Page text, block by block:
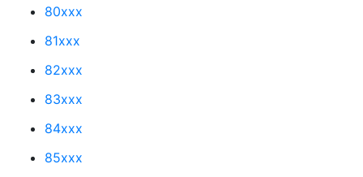
80xxx
81xxx
82xxx
83xxx
84xxx
85xxx